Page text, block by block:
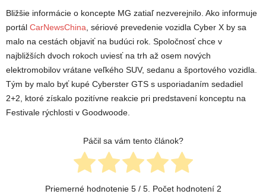
Bližšie informácie o koncepte MG zatiaľ nezverejnilo. Ako informuje
portál CarNewsChina , sériové prevedenie vozidla Cyber X by sa
malo na cestách objaviť na budúci rok. Spoločnosť chce v
najbližších dvoch rokoch uviesť na trh až osem nových
elektromobilov vrátane veľkého SUV, sedanu a športového vozidla.
Tým by malo byť kupé Cyberster GTS s usporiadaním sedadiel
2+2, ktoré získalo pozitívne reakcie pri predstavení konceptu na
Festivale rýchlosti v Goodwoode.
Páčil sa vám tento článok?
Priemerné hodnotenie 5/ 5. Počet hodnotení 2